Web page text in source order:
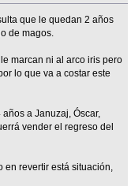
que le quedan 2 años
de magos.
marcan ni al arco iris pero
lo que va a costar este
a Januzaj, Óscar,
vender el regreso del
en revertir está situación,